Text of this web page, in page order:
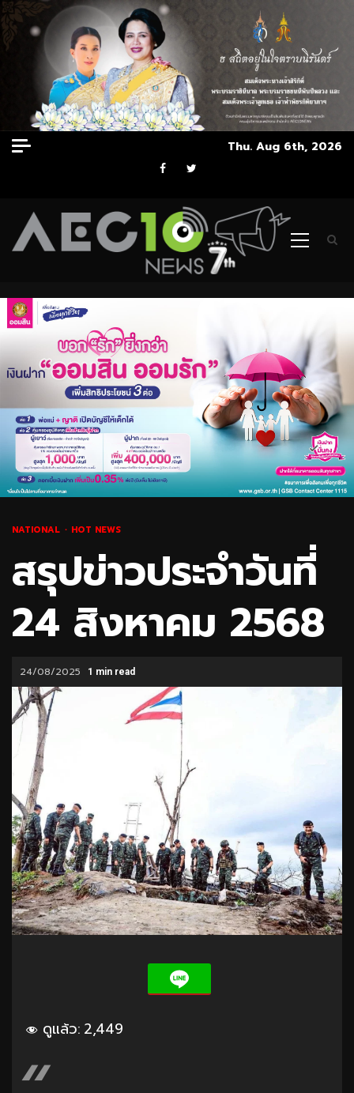
Skip
to
Thu. Aug 6th, 2026
Facebook
Twitter
Primary
NATIONAL HOT NEWS
สรุปข่าวประจำวันที่
24 สิงหาคม 2568
24/08/2025 1 min read
ดูแล้ว: 2,449